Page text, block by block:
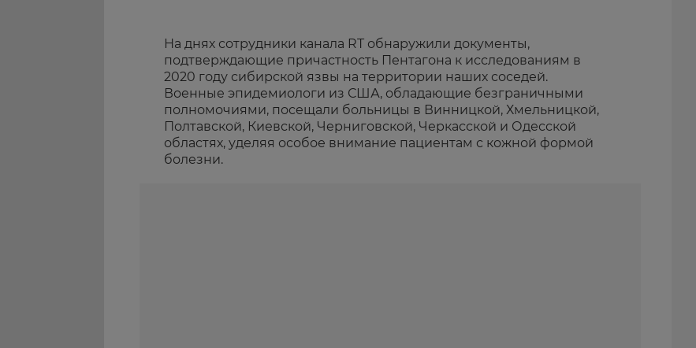
На днях сотрудники канала RT обнаружили документы,
подтверждающие причастность Пентагона к исследованиям в
2020 году сибирской язвы на территории наших соседей.
Военные эпидемиологи из США, обладающие безграничными
полномочиями, посещали больницы в Винницкой, Хмельницкой,
Полтавской, Киевской, Черниговской, Черкасской и Одесской
областях, уделяя особое внимание пациентам с кожной формой
болезни.